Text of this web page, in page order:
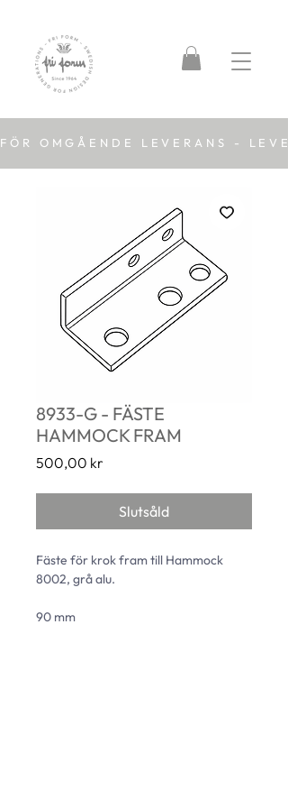
FÖR OMGÅENDE LEVERANS -
8933-G - FÄSTE
HAMMOCK FRAM
500,00 kr
Slutsåld
Fäste för krok fram till Hammock
8002, grå alu.
90 mm